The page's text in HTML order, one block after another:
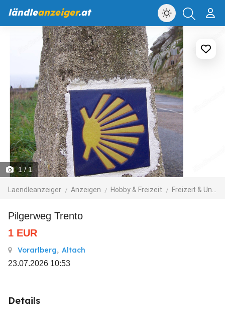
ländleanzeiger.at
1/ 1
Laendleanzeiger Anzeigen Hobby & Freizeit Freizeit & Unternehmungen
Pilgerweg Trento
1 EUR
Vorarlberg, Altach
23.07.2026 10:53
Details